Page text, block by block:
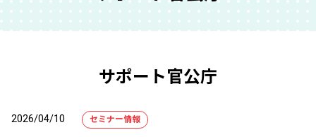
サポート官公庁
2026/04/10 セミナー情報